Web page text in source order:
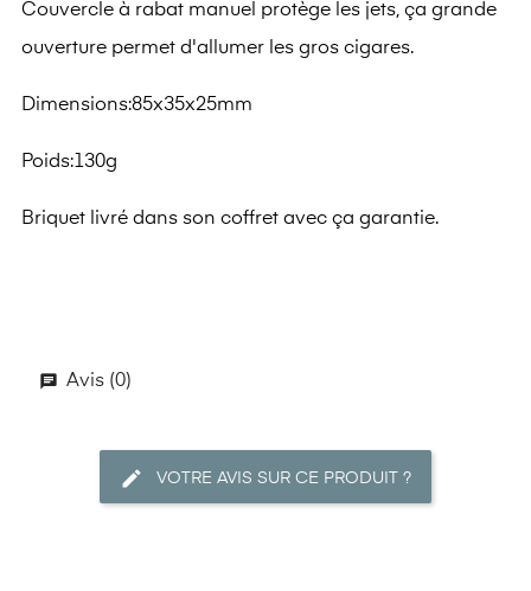
Couvercle à rabat manuel protège les jets, ça grande
ouverture permet d'allumer les gros cigares.
Dimensions:85x35x25mm
Poids:130g
Briquet livré dans son coffret avec ça garantie.
Avis (0)
VOTRE AVIS SUR CE PRODUIT ?